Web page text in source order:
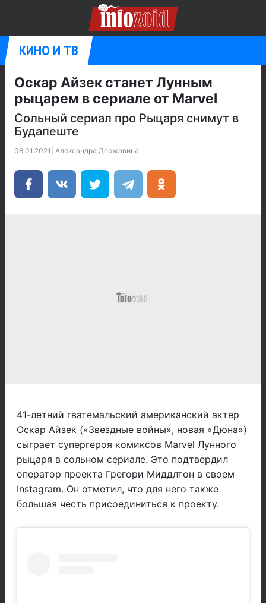
КИНО И ТВ
Оскар Айзек станет Лунным
рыцарем в сериале от Marvel
Сольный сериал про Рыцаря снимут в
Будапеште
08.01.2021 Александра Державина
41-летний гватемальский американский актер
Оскар Айзек («Звездные войны», новая «Дюна»)
сыграет супергероя комиксов Marvel Лунного
рыцаря в сольном сериале. Это подтвердил
оператор проекта Грегори Миддлтон в своем
Instagram. Он отметил, что для него также
большая честь присоединиться к проекту.